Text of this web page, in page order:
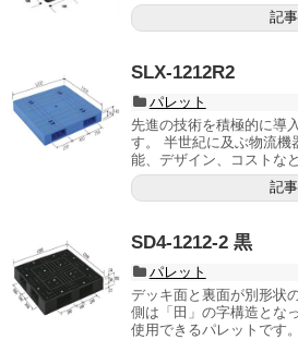
記
SLX-1212R2
パレット
先進の技術を積極的に導
す。 半世紀に及ぶ物流機
能、デザイン、コストな
記
SD4-1212-2 黒
パレット
デッキ面と裏面が別形状
側は「田」の字構造とな
使用できるパレットです